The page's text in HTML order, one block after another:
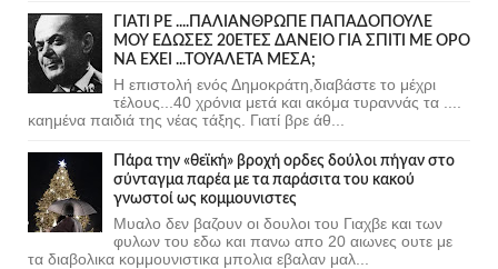
ΓΙΑΤΙ ΡΕ ....ΠΑΛΙΑΝΘΡΩΠΕ ΠΑΠΑΔΟΠΟΥΛΕ
ΜΟΥ ΕΔΩΣΕΣ 20ΕΤΕΣ ΔΑΝΕΙΟ ΓΙΑ ΣΠΙΤΙ ΜΕ ΟΡΟ
ΝΑ ΕΧΕΙ ...ΤΟΥΑΛΕΤΑ ΜΕΣΑ;
Η επιστολή ενός Δημοκράτη,διαβάστε το μέχρι
τέλους...40 χρόνια μετά και ακόμα τυραννάς τα ....
καημένα παιδιά της νέας τάξης. Γιατί βρε άθ...
Πάρα την «θεϊκή» βροχή ορδες δούλοι πήγαν στο
σύνταγμα παρέα με τα παράσιτα του κακού
γνωστοί ως κομμουνιστες
Μυαλο δεν βαζουν οι δουλοι του Γιαχβε και των
φυλων του εδω και πανω απο 20 αιωνες ουτε με
τα διαβολικα κομμουνιστικα μπολια εβαλαν μαλ...